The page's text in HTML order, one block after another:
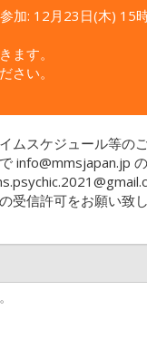
加: 12月23日(木) 15
ます。
さい。
ムスケジュール等の
info@mmsjapan.jp
受信許可をお願い致